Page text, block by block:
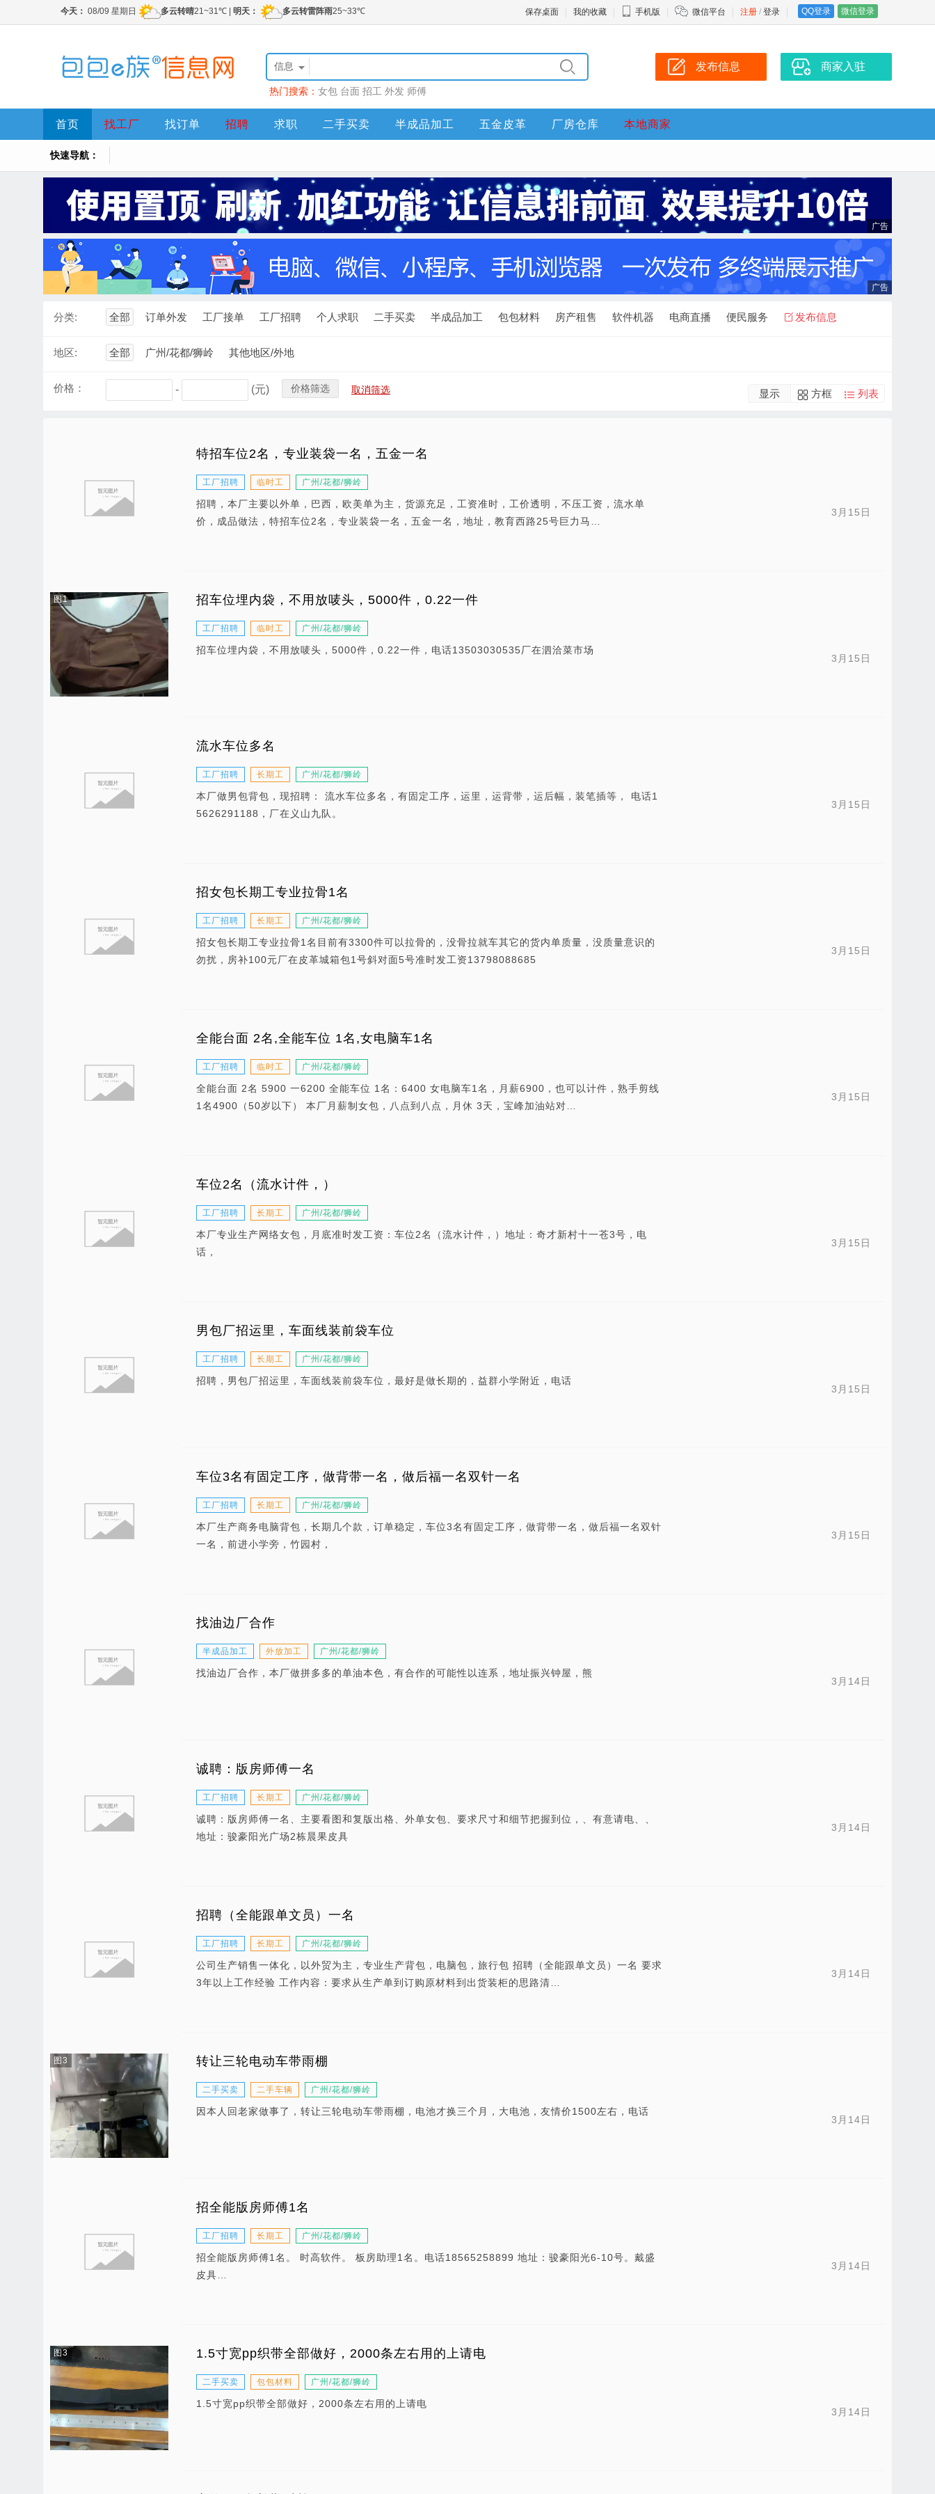
注册 / 登录 QQ登录 微信登录
保存桌面 我的收藏 手机版 微信平台
信息
热门搜索： 女包 台面 招工 外发 师傅
发布信息 商家入驻
首页 找工厂 找订单 招聘 求职 二手买卖 半成品加工 五金皮革 厂房仓库 本地商家
快速导航：
分类: 全部 订单外发 工厂接单 工厂招聘 个人求职 二手买卖 半成品加工 包包材料 房产租售 软件机器 电商直播 便民服务 发布信息
地区: 全部 广州/花都/狮岭 其他地区/外地
价格： - (元) 价格筛选 取消筛选 显示 方框 列表
3月15日
特招车位2名，专业装袋一名，五金一名
工厂招聘 临时工 广州/花都/狮岭
招聘，本厂主要以外单，巴西，欧美单为主，货源充足，工资准时，工价透明，不压工资，流水单
价，成品做法，特招车位2名，专业装袋一名，五金一名，地址，教育西路25号巨力马…
图1
3月15日
招车位埋内袋，不用放唛头，5000件，0.22一件
工厂招聘 临时工 广州/花都/狮岭
招车位埋内袋，不用放唛头，5000件，0.22一件，电话13503030535厂在泗洽菜市场
3月15日
流水车位多名
工厂招聘 长期工 广州/花都/狮岭
本厂做男包背包，现招聘： 流水车位多名，有固定工序，运里，运背带，运后幅，装笔插等， 电话1
5626291188，厂在义山九队。
3月15日
招女包长期工专业拉骨1名
工厂招聘 长期工 广州/花都/狮岭
招女包长期工专业拉骨1名目前有3300件可以拉骨的，没骨拉就车其它的货内单质量，没质量意识的
勿扰，房补100元厂在皮革城箱包1号斜对面5号准时发工资13798088685
3月15日
全能台面 2名,全能车位 1名,女电脑车1名
工厂招聘 临时工 广州/花都/狮岭
全能台面 2名 5900 一6200 全能车位 1名：6400 女电脑车1名，月薪6900，也可以计件，熟手剪线
1名4900（50岁以下） 本厂月薪制女包，八点到八点，月休 3天，宝峰加油站对…
3月15日
车位2名（流水计件，）
工厂招聘 长期工 广州/花都/狮岭
本厂专业生产网络女包，月底准时发工资：车位2名（流水计件，）地址：奇才新村十一苍3号，电
话，
3月15日
男包厂招运里，车面线装前袋车位
工厂招聘 长期工 广州/花都/狮岭
招聘，男包厂招运里，车面线装前袋车位，最好是做长期的，益群小学附近，电话
3月15日
车位3名有固定工序，做背带一名，做后福一名双针一名
工厂招聘 长期工 广州/花都/狮岭
本厂生产商务电脑背包，长期几个款，订单稳定，车位3名有固定工序，做背带一名，做后福一名双针
一名，前进小学旁，竹园村，
3月14日
找油边厂合作
半成品加工 外放加工 广州/花都/狮岭
找油边厂合作，本厂做拼多多的单油本色，有合作的可能性以连系，地址振兴钟屋，熊
3月14日
诚聘：版房师傅一名
工厂招聘 长期工 广州/花都/狮岭
诚聘：版房师傅一名、主要看图和复版出格、外单女包、要求尺寸和细节把握到位，、有意请电、、
地址：骏豪阳光广场2栋晨果皮具
3月14日
招聘（全能跟单文员）一名
工厂招聘 长期工 广州/花都/狮岭
公司生产销售一体化，以外贸为主，专业生产背包，电脑包，旅行包 招聘（全能跟单文员）一名 要求
3年以上工作经验 工作内容：要求从生产单到订购原材料到出货装柜的思路清…
图3
3月14日
转让三轮电动车带雨棚
二手买卖 二手车辆 广州/花都/狮岭
因本人回老家做事了，转让三轮电动车带雨棚，电池才换三个月，大电池，友情价1500左右，电话
3月14日
招全能版房师傅1名
工厂招聘 长期工 广州/花都/狮岭
招全能版房师傅1名。 时高软件。 板房助理1名。电话18565258899 地址：骏豪阳光6-10号。戴盛
皮具…
图3
3月14日
1.5寸宽pp织带全部做好，2000条左右用的上请电
二手买卖 包包材料 广州/花都/狮岭
1.5寸宽pp织带全部做好，2000条左右用的上请电